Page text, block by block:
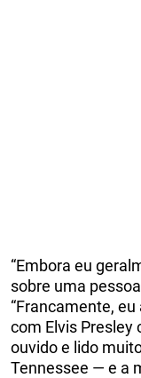
“Embora eu
sobre uma
“Francamente,
com Elvis Presley
ouvido e lido
Tennessee — e a